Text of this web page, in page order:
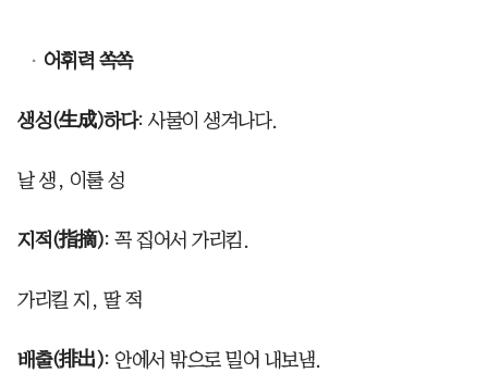
어휘력 쏙쏙
생성(生成)하다: 사물이 생겨나다.
날 생, 이룰 성
지적(指摘): 꼭 집어서 가리킴.
가리킬 지, 딸 적
배출(排出): 안에서 밖으로 밀어 내보냄.